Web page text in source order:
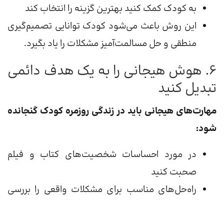
به کودک کمک کنید بهترین گزینه را انتخاب کند
این روش باعث می‌شود کودک توانایی تصمیم‌گیری
منطقی و حل مسالمت‌آمیز مشکلات را یاد بگیرد.
۶. هوش هیجانی را به یک هدف دائمی
تبدیل کنید
مهارت‌های هیجانی باید در زندگی روزمره کودک گنجانده
شود:
در مورد احساسات شخصیت‌های کتاب و فیلم
صحبت کنید
راه‌حل‌های مناسب برای مشکلات واقعی را بررسی